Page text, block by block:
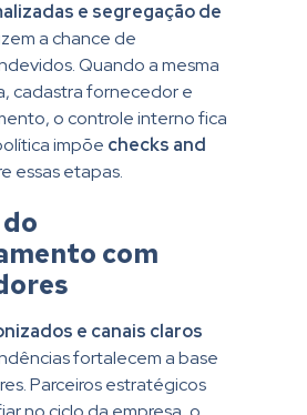
e segregação de
a chance de
Quando a mesma
cadastra fornecedor e
o controle interno fica
impõe checks and
essas etapas.
com
e canais claros
fortalecem a base
Parceiros estratégicos